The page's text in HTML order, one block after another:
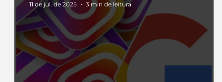
11 de jul. de 2025
3 min de leitura